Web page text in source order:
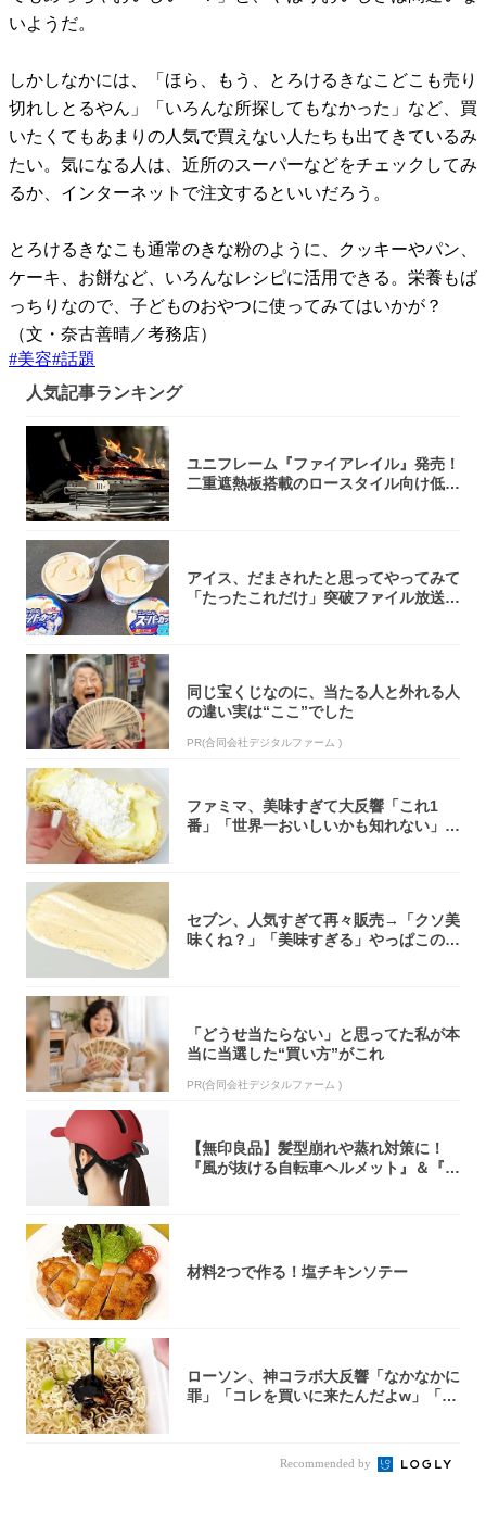
いようだ。
しかしなかには、「ほら、もう、とろけるきなこどこも売り
切れしとるやん」「いろんな所探してもなかった」など、買
いたくてもあまりの人気で買えない人たちも出てきているみ
たい。気になる人は、近所のスーパーなどをチェックしてみ
るか、インターネットで注文するといいだろう。
とろけるきなこも通常のきな粉のように、クッキーやパン、
ケーキ、お餅など、いろんなレシピに活用できる。栄養もば
っちりなので、子どものおやつに使ってみてはいかが？
（文・奈古善晴／考務店）
#美容#話題
人気記事ランキング
ユニフレーム『ファイアレイル』発売！
二重遮熱板搭載のロースタイル向け低型
アイス、だまされたと思ってやってみて
「たったこれだけ」突破ファイル放送で
同じ宝くじなのに、当たる人と外れる人
の違い実は“ここ”でした
PR(合同会社デジタルファーム )
ファミマ、美味すぎて大反響「これ1
番」「世界一おいしいかも知れない」
セブン、人気すぎて再々販売→「クソ美
味くね？」「美味すぎる」やっぱこのク
「どうせ当たらない」と思ってた私が本
当に当選した“買い方”がこれ
PR(合同会社デジタルファーム )
【無印良品】髪型崩れや蒸れ対策に！
『風が抜ける自転車ヘルメット』＆『2
材料2つで作る！塩チキンソテー
ローソン、神コラボ大反響「なかなかに
罪」「コレを買いに来たんだよw」「３
Recommended by